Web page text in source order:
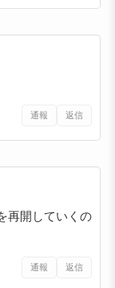
通報 返信
再開していくの
通報 返信